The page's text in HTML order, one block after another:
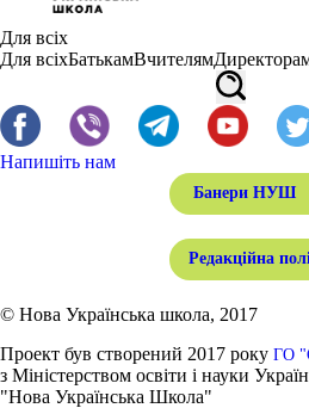
Для всіх
Для всіхБатькамВчителям
Напишіть нам
Банери НУШ
Редакційна
© Нова Українська школа, 2017
Проект був створений 2017 року ГО
з Міністерством освіти і науки
"Нова Українська Школа"